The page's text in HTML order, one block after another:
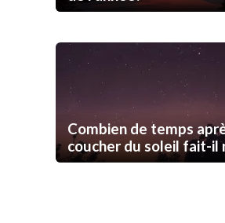
Combien de temps
coucher du soleil fait-il